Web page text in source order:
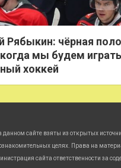
Рябыкин: чёрная
мы будем
хоккей
данном сайте взяты из открытых
целях. Права на
сайта ответственности за